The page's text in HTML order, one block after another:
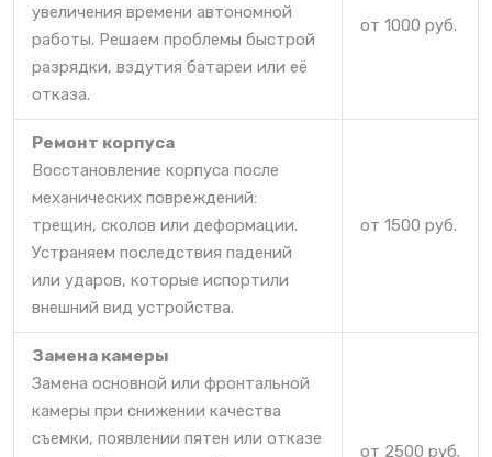
увеличения времени автономной
работы. Решаем проблемы быстрой
разрядки, вздутия батареи или её
отказа.
от 1000 руб.
Ремонт корпуса
Восстановление корпуса после
механических повреждений:
трещин, сколов или деформации.
Устраняем последствия падений
или ударов, которые испортили
внешний вид устройства.
от 1500 руб.
Замена камеры
Замена основной или фронтальной
камеры при снижении качества
съемки, появлении пятен или отказе
от 2500 руб.